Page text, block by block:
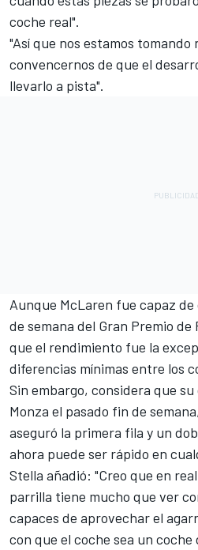
coche real".
"Así que nos estamos
convencernos de que el
llevarlo a pista".
Aunque McLaren fue capaz
de semana del Gran Premio de
que el rendimiento fue la
diferencias mínimas entre los
Sin embargo, considera que
Monza el pasado fin de
aseguró la primera fila y un
ahora puede ser rápido en
Stella añadió: "Creo que en
parrilla tiene mucho que ver
capaces de aprovechar el
con que el coche sea un coche